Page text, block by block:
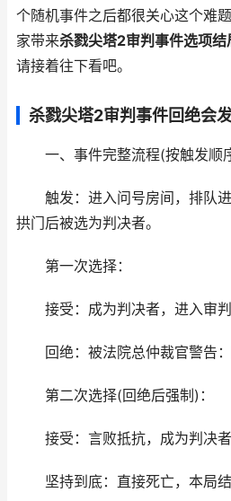
个随机事件之后都很关心这个难
家带来杀戮尖塔2审判事件选项结
请接着往下看吧。
杀戮尖塔2审判事件回绝会
一、事件完整流程(按触发顺
触发：进入问号房间，排队进
拱门后被选为判决者。
第一次选择：
接受：成为判决者，进入审判
回绝：被法院总仲裁官警告：
第二次选择(回绝后强制)：
接受：言败抵抗，成为判决者
坚持到底：直接死亡，本局结